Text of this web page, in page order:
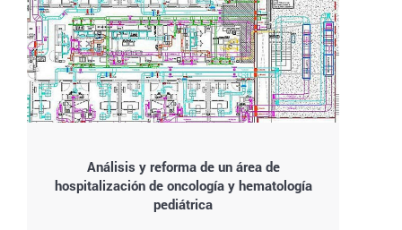
Análisis y reforma de un área de
hospitalización de oncología y hematología
pediátrica